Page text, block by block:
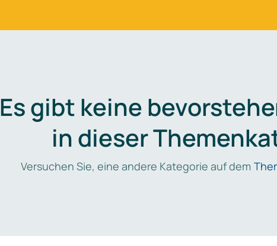
Es gibt keine
in dieser
Versuchen Sie, eine andere Kategorie auf dem